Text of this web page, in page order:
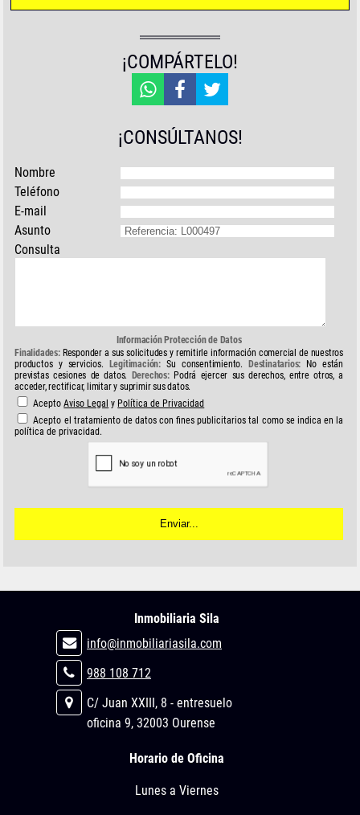
¡COMPÁRTELO!
¡CONSÚLTANOS!
Nombre
Teléfono
E-mail
Asunto
Consulta
Información Protección de Datos
Finalidades:Responder a sus solicitudes y remitirle información comercial de nuestros
productos y servicios. Legitimación: Su consentimiento.Destinatarios: No están
previstas cesiones de datos. Derechos:Podrá ejercer sus derechos, entre otros, a
acceder, rectificar, limitar y suprimir sus datos.
AceptoAviso Legal y Política de Privacidad
Acepto el tratamiento de datos con fines publicitarios tal como se indica en la
política de privacidad.
Inmobiliaria Sila
info@inmobiliariasila.com
988 108 712
C/ Juan XXIII, 8 - entresuelo
oficina 9, 32003 Ourense
Horario de Oficina
Lunes a Viernes